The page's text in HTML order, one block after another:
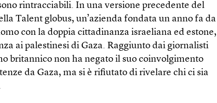
rintracciabili. In una versione precedente del
Talent globus, un’azienda fondata un anno fa da
con la doppia cittadinanza israeliana ed estone,
ai palestinesi di Gaza. Raggiunto dai giornalisti
britannico non ha negato il suo coinvolgimento
da Gaza, ma si è rifiutato di rivelare chi ci sia